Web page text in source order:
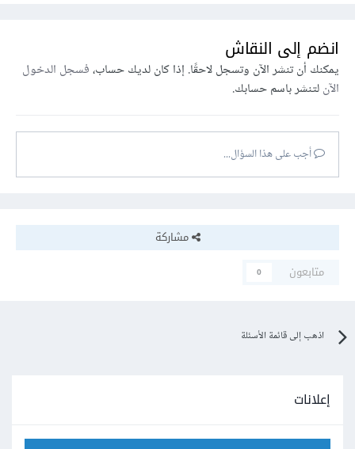
انضم إلى النقاش
يمكنك أن تنشر الآن وتسجل لاحقًا. إذا كان لديك حساب،فسجل الدخول
الآنلتنشر باسم حسابك.
أجب على هذا السؤال...
مشاركة
متابعون
0
اذهب إلى قائمة الأسئلة
إعلانات